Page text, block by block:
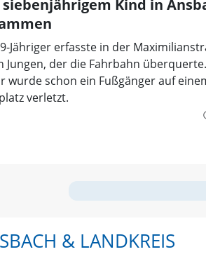
Kind in
Jähriger erfasste in der
Jungen, der die Fahrbahn überquerte.
wurde schon ein Fußgänger auf
verletzt.
& LANDKREIS